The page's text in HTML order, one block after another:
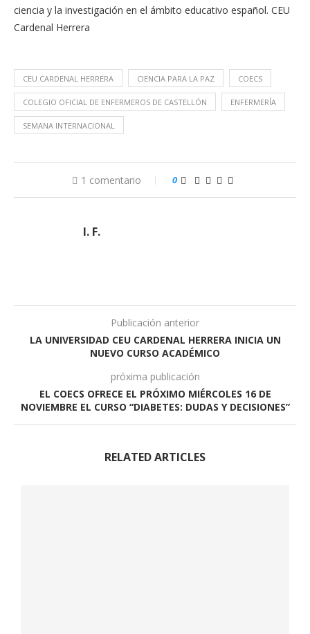
ciencia y la investigación en el ámbito educativo español. CEU
Cardenal Herrera
CEU CARDENAL HERRERA CIENCIA PARA LA PAZ COECS
COLEGIO OFICIAL DE ENFERMEROS DE CASTELLÓN ENFERMERÍA
SEMANA INTERNACIONAL
1 comentario 0
I. F.
Publicación anterior
LA UNIVERSIDAD CEU CARDENAL HERRERA INICIA UN
NUEVO CURSO ACADÉMICO
próxima publicación
EL COECS OFRECE EL PRÓXIMO MIÉRCOLES 16 DE
NOVIEMBRE EL CURSO “DIABETES: DUDAS Y DECISIONES”
RELATED ARTICLES